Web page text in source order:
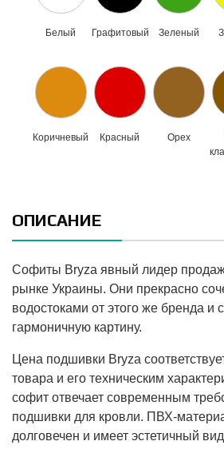
Белый Графитовый Зеленый
Коричневый Красный Орех
ОПИСАНИЕ
Софиты Bryza явный лидер продаж
рынке Украины. Они прекрасно
водостоками от этого же бренда и
гармоничную картину.
Цена подшивки Bryza
товара и его техническим
софит отвечает современным
подшивки для кровли. ПВХ-
долговечен и имеет эстетичный